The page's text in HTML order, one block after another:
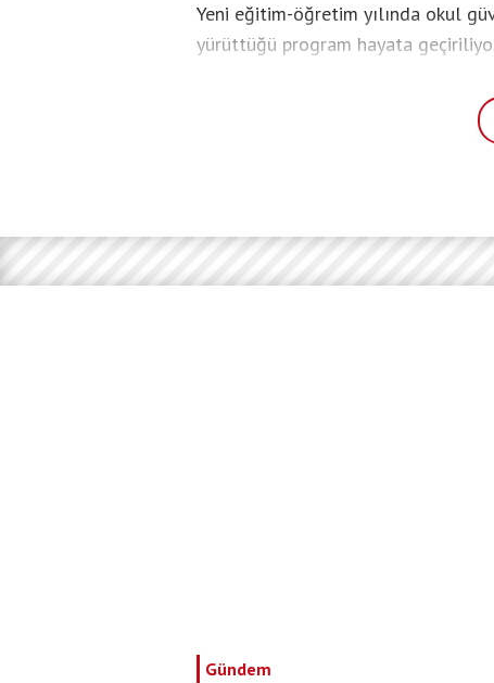
Yeni eğitim-öğretim yılında okul
yürüttüğü program hayata
durumlarda el dedektörüyle
Gündem